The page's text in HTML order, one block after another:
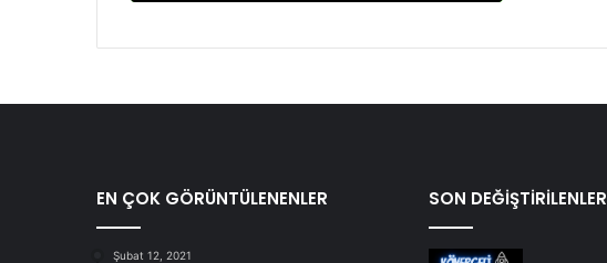
EN ÇOK GÖRÜNTÜLENENLER
Şubat 12, 2021
SON DEĞİŞTİRİLENLER